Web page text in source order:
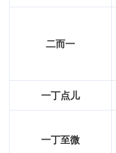
二而一
一丁点儿
一丁至微